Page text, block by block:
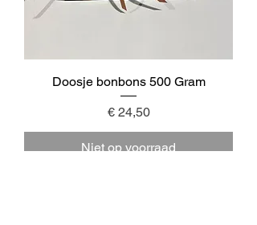
Doosje bonbons 500 Gram
Prijs
€ 24,50
Niet op voorraad